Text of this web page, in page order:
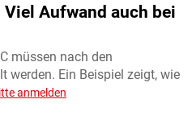
Viel Aufwand auch bei
müssen nach den
werden. Ein Beispiel zeigt, wie
anmelden